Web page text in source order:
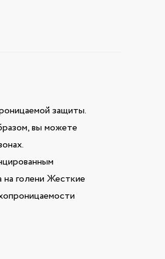
защиты.
вы можете
голени Жесткие